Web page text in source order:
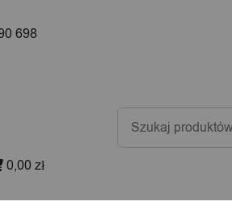
698
Wyszukiwarka
produktów
0,00 zł